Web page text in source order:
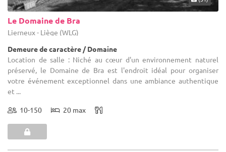
Le Domaine de Bra
Lierneux - Liège (WLG)
Demeure de caractère / Domaine
Location de salle : Niché au cœur d'un environnement naturel
préservé, le Domaine de Bra est l'endroit idéal pour organiser
votre événement exceptionnel dans une ambiance authentique
et ...
10-150 20 max